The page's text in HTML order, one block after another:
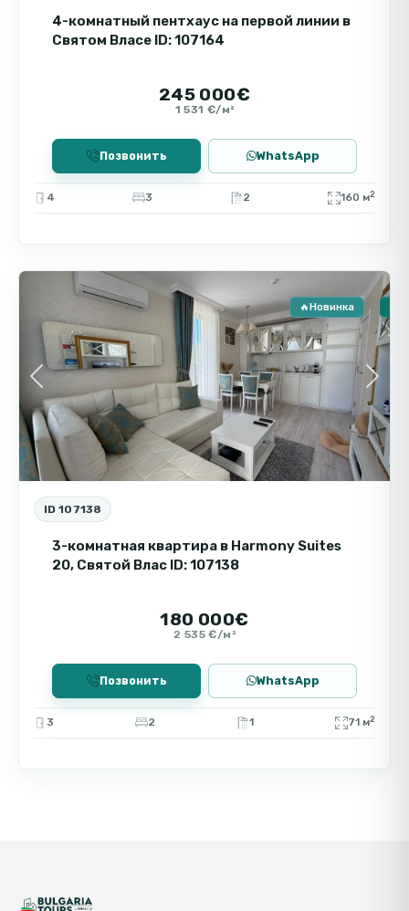
4-комнатный пентхаус на первой линии в
Святом Власе ID: 107164
245 000€
1 531 €/м²
Позвонить WhatsApp
4 3 2 160 м2
Previous Next
🔥Новинка
ID 107138
3-комнатная квартира в Harmony Suites
20, Святой Влас ID: 107138
180 000€
2 535 €/м²
Позвонить WhatsApp
3 2 1 71 м2